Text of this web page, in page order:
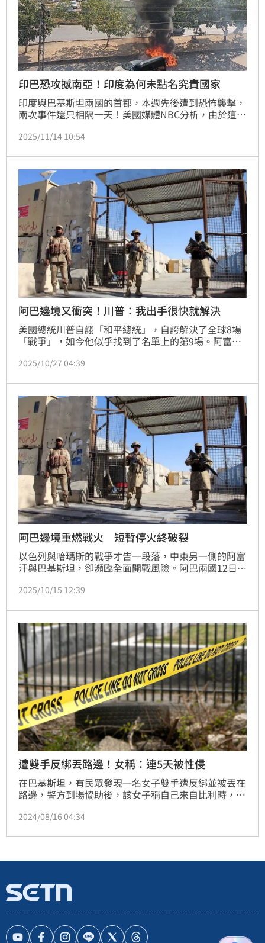
印巴恐攻撼南亞！印度為何未點名究責國家
印度與巴基斯坦兩國的首都，本週先後遭到恐怖襲擊，
兩次事件還只相隔一天！美國媒體NBC分析，由於這波
臨今年二度開戰的風險，巴基斯坦與阿富汗的關係同樣
2025/11/14 10:54
阿巴邊境又衝突！川普：我出手很快就解決
美國總統川普自詡「和平總統」，自誇解決了全球8場
「戰爭」，如今他似乎找到了名單上的第9場。阿富汗
子從阿國越境襲擊。當天人在東協（ASEAN）峰會的
就能平息衝突。
2025/10/27 04:39
阿巴邊境重燃戰火 短暫停火終破裂
以色列與哈瑪斯的戰爭才告一段落，中東另一側的阿富
汗與巴基斯坦，卻瀕臨全面開戰風險。阿巴兩國12日，
雙方又大打出手，並互控對方挑起戰火。
2025/10/15 12:39
遭雙手反綁丟路邊！女稱：連5天被性侵
在巴基斯坦，有民眾發現一名女子雙手遭反綁並被丟在
路邊，警方到場協助後，該女子稱自己來自比利時，曾
捕一名嫌犯。而嫌犯聲稱女子的精神狀況不正常，身上
2024/08/16 04:34